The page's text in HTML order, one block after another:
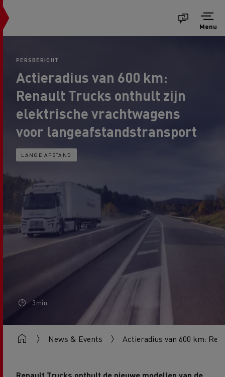
Menu
PERSBERICHT
Actieradius van 600 km:
Renault Trucks onthult zijn
elektrische vrachtwagens
voor langeafstandstransport
LANGE AFSTAND
3min
News & Events Actieradius van 600 km: